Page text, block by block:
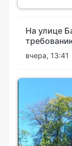
На улице
вчера, 13:41